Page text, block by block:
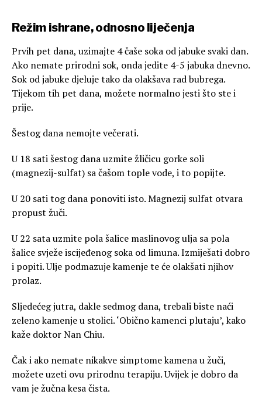
Režim ishrane, odnosno liječenja
Prvih pet dana, uzimajte 4 čaše soka od jabuke svaki dan.
Ako nemate prirodni sok, onda jedite 4-5 jabuka dnevno.
Sok od jabuke djeluje tako da olakšava rad bubrega.
Tijekom tih pet dana, možete normalno jesti što ste i
prije.
Šestog dana nemojte večerati.
U 18 sati šestog dana uzmite žličicu gorke soli
(magnezij-sulfat) sa čašom tople vode, i to popijte.
U 20 sati tog dana ponoviti isto. Magnezij sulfat otvara
propust žuči.
U 22 sata uzmite pola šalice maslinovog ulja sa pola
šalice svježe iscijeđenog soka od limuna. Izmiješati dobro
i popiti. Ulje podmazuje kamenje te će olakšati njihov
prolaz.
Sljedećeg jutra, dakle sedmog dana, trebali biste naći
zeleno kamenje u stolici. ‘Obično kamenci plutaju’, kako
kaže doktor Nan Chiu.
Čak i ako nemate nikakve simptome kamena u žuči,
možete uzeti ovu prirodnu terapiju. Uvijek je dobro da
vam je žučna kesa čista.